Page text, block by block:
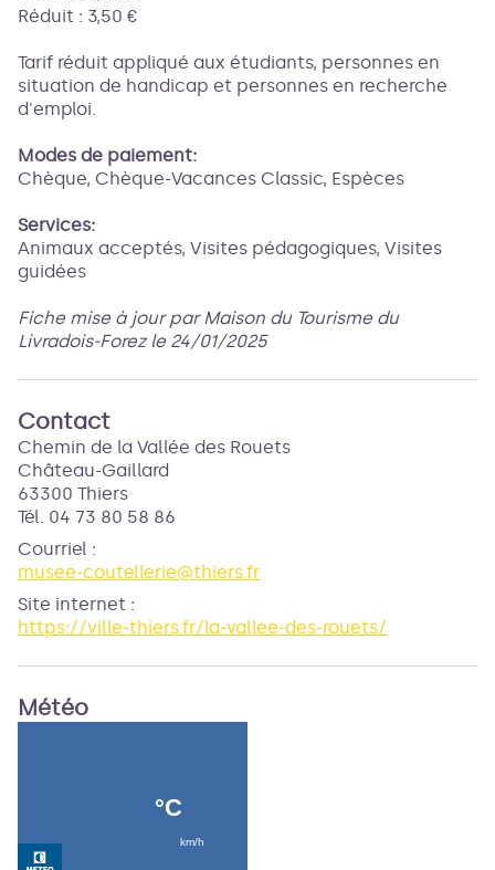
Réduit : 3,50 €
Tarif réduit appliqué aux étudiants, personnes en
situation de handicap et personnes en recherche
d'emploi.
Modes de paiement:
Chèque, Chèque-Vacances Classic, Espèces
Services:
Animaux acceptés, Visites pédagogiques, Visites
guidées
Fiche mise à jour par Maison du Tourisme du
Livradois-Forez le 24/01/2025
Contact
Chemin de la Vallée des Rouets
Château-Gaillard
63300 Thiers
Tél. 04 73 80 58 86
Courriel :
musee-coutellerie@thiers.fr
Site internet :
https://ville-thiers.fr/la-vallee-des-rouets/
Météo